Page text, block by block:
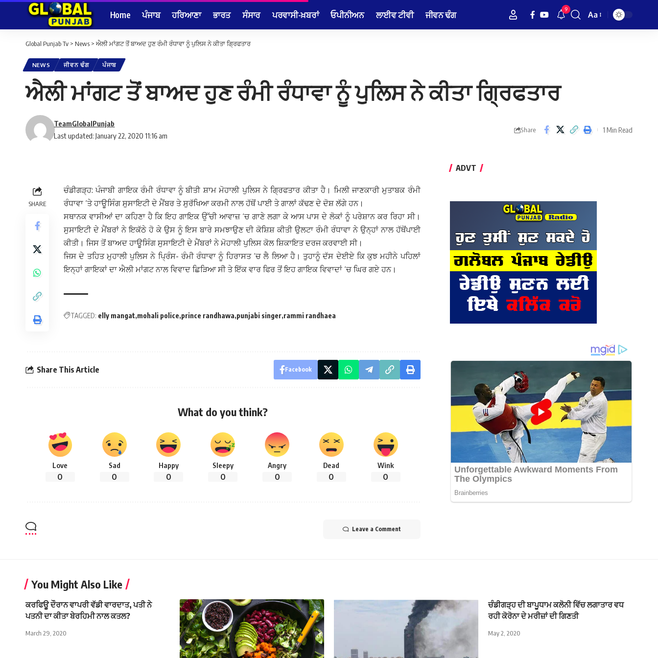
Home ਪੰਜਾਬ ਹਰਿਆਣਾ ਭਾਰਤ ਸੰਸਾਰ ਪਰਵਾਸੀ-ਖ਼ਬਰਾਂ ਓਪੀਨੀਅਨ ਲਾਈਵ ਟੀਵੀ ਜੀਵਨ ਢੰਗ 9
Font
Aa
Global Punjab Tv > News > ਐਲੀ ਮਾਂਗਟ ਤੋਂ ਬਾਅਦ ਹੁਣ ਰੰਮੀ ਰੰਧਾਵਾ ਨੂੰ ਪੁਲਿਸ ਨੇ ਕੀਤਾ ਗ੍ਰਿਫਤਾਰ
NEWS ਜੀਵਨ ਢੰਗ ਪੰਜਾਬ
ਐਲੀ ਮਾਂਗਟ ਤੋਂ ਬਾਅਦ ਹੁਣ ਰੰਮੀ ਰੰਧਾਵਾ ਨੂੰ ਪੁਲਿਸ ਨੇ ਕੀਤਾ ਗ੍ਰਿਫਤਾਰ
Last updated: January 22, 2020 11:16 am
TeamGlobalPunjab
Share 1 Min Read
SHARE
ਚੰਡੀਗੜ੍ਹ: ਪੰਜਾਬੀ ਗਾਇਕ ਰੰਮੀ ਰੰਧਾਵਾ ਨੂੰ ਬੀਤੀ ਸ਼ਾਮ ਮੋਹਾਲੀ ਪੁਲਿਸ ਨੇ ਗ੍ਰਿਫਤਾਰ ਕੀਤਾ ਹੈ। ਮਿਲੀ ਜਾਣਕਾਰੀ ਮੁਤਾਬਕ ਰੰਮੀ
ਰੰਧਾਵਾ ‘ਤੇ ਹਾਊਸਿੰਗ ਸੁਸਾਇਟੀ ਦੇ ਮੈਂਬਰ ਤੇ ਸੁਰੱਖਿਆ ਕਰਮੀ ਨਾਲ ਹੱਥੋਂ ਪਾਈ ਤੇ ਗਾਲਾਂ ਕੱਢਣ ਦੇ ਦੋਸ਼ ਲੱਗੇ ਹਨ।
ਸਥਾਨਕ ਵਾਸੀਆਂ ਦਾ ਕਹਿਣਾ ਹੈ ਕਿ ਇਹ ਗਾਇਕ ਉੱਚੀ ਆਵਾਜ਼ ‘ਚ ਗਾਣੇ ਲਗਾ ਕੇ ਆਸ ਪਾਸ ਦੇ ਲੋਕਾਂ ਨੂੰ ਪਰੇਸ਼ਾਨ ਕਰ ਰਿਹਾ ਸੀ।
ਸੁਸਾਇਟੀ ਦੇ ਮੈਂਬਰਾਂ ਨੇ ਇਕੱਠੇ ਹੋ ਕੇ ਉਸ ਨੂੰ ਇਸ ਬਾਰੇ ਸਮਝਾਉਣ ਦੀ ਕੋਸ਼ਿਸ਼ ਕੀਤੀ ਉਲਟਾ ਰੰਮੀ ਰੰਧਾਵਾ ਨੇ ਉਨ੍ਹਾਂ ਨਾਲ ਹੱਥੋਂਪਾਈ
ਕੀਤੀ। ਜਿਸ ਤੋਂ ਬਾਅਦ ਹਾਊਸਿੰਗ ਸੁਸਾਇਟੀ ਦੇ ਮੈਂਬਰਾਂ ਨੇ ਮੋਹਾਲੀ ਪੁਲਿਸ ਕੋਲ ਸ਼ਿਕਾਇਤ ਦਰਜ ਕਰਵਾਈ ਸੀ।
ਜਿਸ ਦੇ ਤਹਿਤ ਮੁਹਾਲੀ ਪੁਲਿਸ ਨੇ ਪ੍ਰਿੰਸ- ਰੰਮੀ ਰੰਧਾਵਾ ਨੂੰ ਹਿਰਾਸਤ ‘ਚ ਲੈ ਲਿਆ ਹੈ। ਤੁਹਾਨੂੰ ਦੱਸ ਦੇਈਏ ਕਿ ਕੁਝ ਮਹੀਨੇ ਪਹਿਲਾਂ
ਇਨ੍ਹਾਂ ਗਾਇਕਾਂ ਦਾ ਐਲੀ ਮਾਂਗਟ ਨਾਲ ਵਿਵਾਦ ਛਿੜਿਆ ਸੀ ਤੇ ਇੱਕ ਵਾਰ ਫਿਰ ਤੋਂ ਇਹ ਗਾਇਕ ਵਿਵਾਦਾਂ ‘ਚ ਘਿਰ ਗਏ ਹਨ।
TAGGED: elly mangat mohali police prince randhawa punjabi singer rammi randhaea
Share This Article Facebook
What do you think?
Love
0
Sad
0
Happy
0
Sleepy
0
Angry
0
Dead
0
Wink
0
Leave a Comment
ADVT
You Might Also Like
ਕਰਫਿਊ ਦੌਰਾਨ ਵਾਪਰੀ ਵੱਡੀ ਵਾਰਦਾਤ, ਪਤੀ ਨੇ
ਪਤਨੀ ਦਾ ਕੀਤਾ ਬੇਰਹਿਮੀ ਨਾਲ ਕਤਲ?
March 29, 2020
ਚੰਡੀਗੜ੍ਹ ਦੀ ਬਾਪੂਧਾਮ ਕਲੋਨੀ ਵਿੱਚ ਲਗਾਤਾਰ ਵਧ
ਰਹੀ ਕੋਰੋਨਾ ਦੇ ਮਰੀਜ਼ਾਂ ਦੀ ਗਿਣਤੀ
May 2, 2020